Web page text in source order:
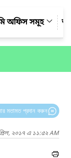
অফিস সমূহ
মতামত প্রদান করুন
২০১৭ এ ১১:৫২ AM